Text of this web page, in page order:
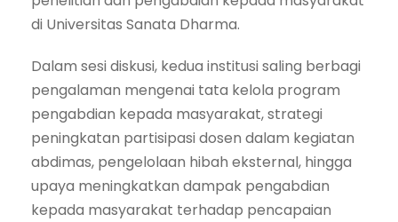
di Universitas Sanata Dharma.
Dalam sesi diskusi, kedua institusi saling berbagi
pengalaman mengenai tata kelola program
pengabdian kepada masyarakat, strategi
peningkatan partisipasi dosen dalam kegiatan
abdimas, pengelolaan hibah eksternal, hingga
upaya meningkatkan dampak pengabdian
kepada masyarakat terhadap pencapaian